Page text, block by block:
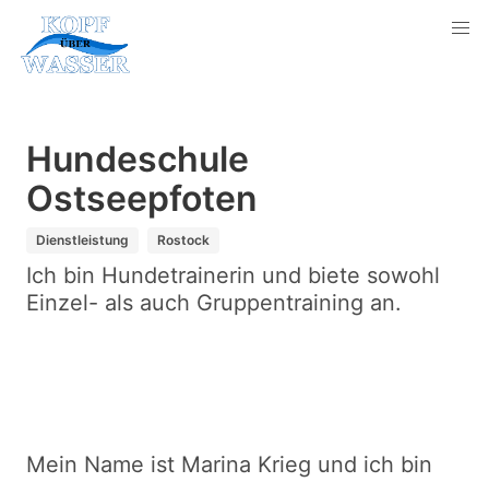
Hundeschule
Ostseepfoten
Dienstleistung Rostock
Ich bin Hundetrainerin und biete sowohl
Einzel- als auch Gruppentraining an.
Mein Name ist Marina Krieg und ich bin